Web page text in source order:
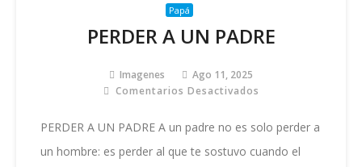
Papá
PERDER A UN PADRE
Imagenes
Ago 11, 2025
Comentarios Desactivados
A
PADRE
PERDER A UN PADRE A un padre no es solo perder a
un hombre: es perder al que te sostuvo cuando el